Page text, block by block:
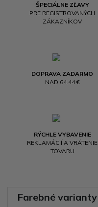
ŠPECIÁLNE ZĽAVY
PRE REGISTROVANÝCH
ZÁKAZNÍKOV
DOPRAVA ZADARMO
NAD 64.44 €
RÝCHLE VYBAVENIE
REKLAMÁCIÍ A VRÁTENIE
TOVARU
Farebné varianty